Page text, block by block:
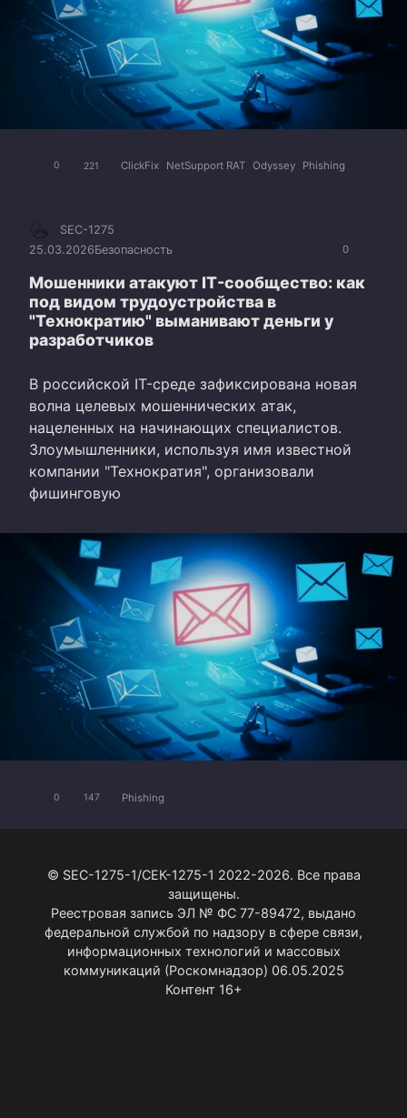
0 221 ClickFix NetSupport RAT Odyssey Phishing
0
SEC-1275
25.03.2026Безопасность
Мошенники атакуют IT-сообщество: как
под видом трудоустройства в
"Технократию" выманивают деньги у
разработчиков
В российской IT-среде зафиксирована новая
волна целевых мошеннических атак,
нацеленных на начинающих специалистов.
Злоумышленники, используя имя известной
компании "Технократия", организовали
фишинговую
0 147 Phishing
© SEC-1275-1/СЕК-1275-1 2022-2026. Все права
защищены.
Реестровая запись ЭЛ № ФС 77-89472, выдано
федеральной службой по надзору в сфере связи,
информационных технологий и массовых
коммуникаций (Роскомнадзор) 06.05.2025
Контент 16+